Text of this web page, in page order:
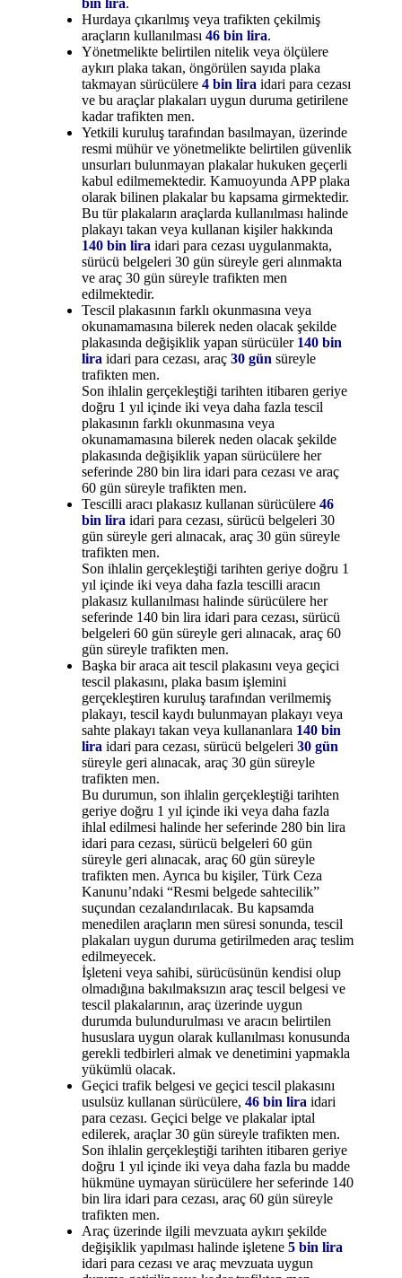
Hurdaya çıkarılmış veya trafikten çekilmiş
araçların kullanılması46 bin lira.
Yönetmelikte belirtilen nitelik veya ölçülere
aykırı plaka takan, öngörülen sayıda plaka
takmayan sürücülere4 bin lira idari para cezası
ve bu araçlar plakaları uygun duruma getirilene
kadar trafikten men.
Yetkili kuruluş tarafından basılmayan, üzerinde
resmi mühür ve yönetmelikte belirtilen güvenlik
unsurları bulunmayan plakalar hukuken geçerli
kabul edilmemektedir. Kamuoyunda APP plaka
olarak bilinen plakalar bu kapsama girmektedir.
Bu tür plakaların araçlarda kullanılması halinde
plakayı takan veya kullanan kişiler hakkında
140 bin lira idari para cezası uygulanmakta,
sürücü belgeleri 30 gün süreyle geri alınmakta
ve araç 30 gün süreyle trafikten men
edilmektedir.
Tescil plakasının farklı okunmasına veya
okunamamasına bilerek neden olacak şekilde
plakasında değişiklik yapan sürücüler 140 bin
lira idari para cezası, araç30 gün süreyle
trafikten men.
Son ihlalin gerçekleştiği tarihten itibaren geriye
doğru 1 yıl içinde iki veya daha fazla tescil
plakasının farklı okunmasına veya
okunamamasına bilerek neden olacak şekilde
plakasında değişiklik yapan sürücülere her
seferinde 280 bin lira idari para cezası ve araç
60 gün süreyle trafikten men.
Tescilli aracı plakasız kullanan sürücülere46
bin lira idari para cezası, sürücü belgeleri 30
gün süreyle geri alınacak, araç 30 gün süreyle
trafikten men.
Son ihlalin gerçekleştiği tarihten geriye doğru 1
yıl içinde iki veya daha fazla tescilli aracın
plakasız kullanılması halinde sürücülere her
seferinde 140 bin lira idari para cezası, sürücü
belgeleri 60 gün süreyle geri alınacak, araç 60
gün süreyle trafikten men.
Başka bir araca ait tescil plakasını veya geçici
tescil plakasını, plaka basım işlemini
gerçekleştiren kuruluş tarafından verilmemiş
plakayı, tescil kaydı bulunmayan plakayı veya
sahte plakayı takan veya kullananlara 140 bin
lira idari para cezası, sürücü belgeleri30 gün
süreyle geri alınacak, araç 30 gün süreyle
trafikten men.
Bu durumun, son ihlalin gerçekleştiği tarihten
geriye doğru 1 yıl içinde iki veya daha fazla
ihlal edilmesi halinde her seferinde 280 bin lira
idari para cezası, sürücü belgeleri 60 gün
süreyle geri alınacak, araç 60 gün süreyle
trafikten men. Ayrıca bu kişiler, Türk Ceza
Kanunu’ndaki “Resmi belgede sahtecilik”
suçundan cezalandırılacak. Bu kapsamda
menedilen araçların men süresi sonunda, tescil
plakaları uygun duruma getirilmeden araç teslim
edilmeyecek.
İşleteni veya sahibi, sürücüsünün kendisi olup
olmadığına bakılmaksızın araç tescil belgesi ve
tescil plakalarının, araç üzerinde uygun
durumda bulundurulması ve aracın belirtilen
hususlara uygun olarak kullanılması konusunda
gerekli tedbirleri almak ve denetimini yapmakla
yükümlü olacak.
Geçici trafik belgesi ve geçici tescil plakasını
usulsüz kullanan sürücülere,46 bin lira idari
para cezası. Geçici belge ve plakalar iptal
edilerek, araçlar 30 gün süreyle trafikten men.
Son ihlalin gerçekleştiği tarihten itibaren geriye
doğru 1 yıl içinde iki veya daha fazla bu madde
hükmüne uymayan sürücülere her seferinde 140
bin lira idari para cezası, araç 60 gün süreyle
trafikten men.
Araç üzerinde ilgili mevzuata aykırı şekilde
değişiklik yapılması halinde işletene5 bin lira
idari para cezası ve araç mevzuata uygun